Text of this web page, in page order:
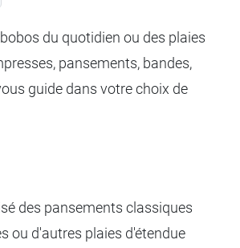
du quotidien ou des plaies
pansements, bandes,
guide dans votre choix de
des pansements classiques
ou d'autres plaies d'étendue